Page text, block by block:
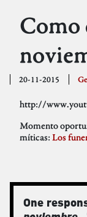
Como
20-11-2015
http://
Momento
míticas:Los
One